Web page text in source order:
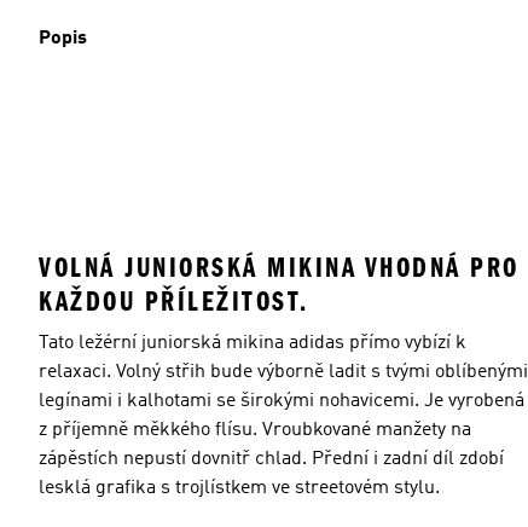
Popis
VOLNÁ JUNIORSKÁ MIKINA VHODNÁ PRO
KAŽDOU PŘÍLEŽITOST.
Tato ležérní juniorská mikina adidas přímo vybízí k
relaxaci. Volný střih bude výborně ladit s tvými oblíbenými
legínami i kalhotami se širokými nohavicemi. Je vyrobená
z příjemně měkkého flísu. Vroubkované manžety na
zápěstích nepustí dovnitř chlad. Přední i zadní díl zdobí
lesklá grafika s trojlístkem ve streetovém stylu.